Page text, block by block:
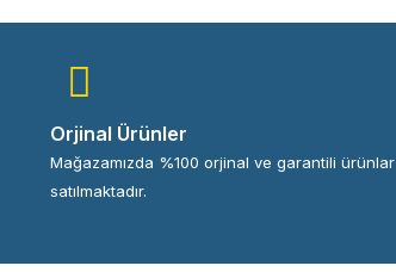
Orjinal Ürünler
Mağazamızda %100 orjinal ve garantili ürünlar
satılmaktadır.